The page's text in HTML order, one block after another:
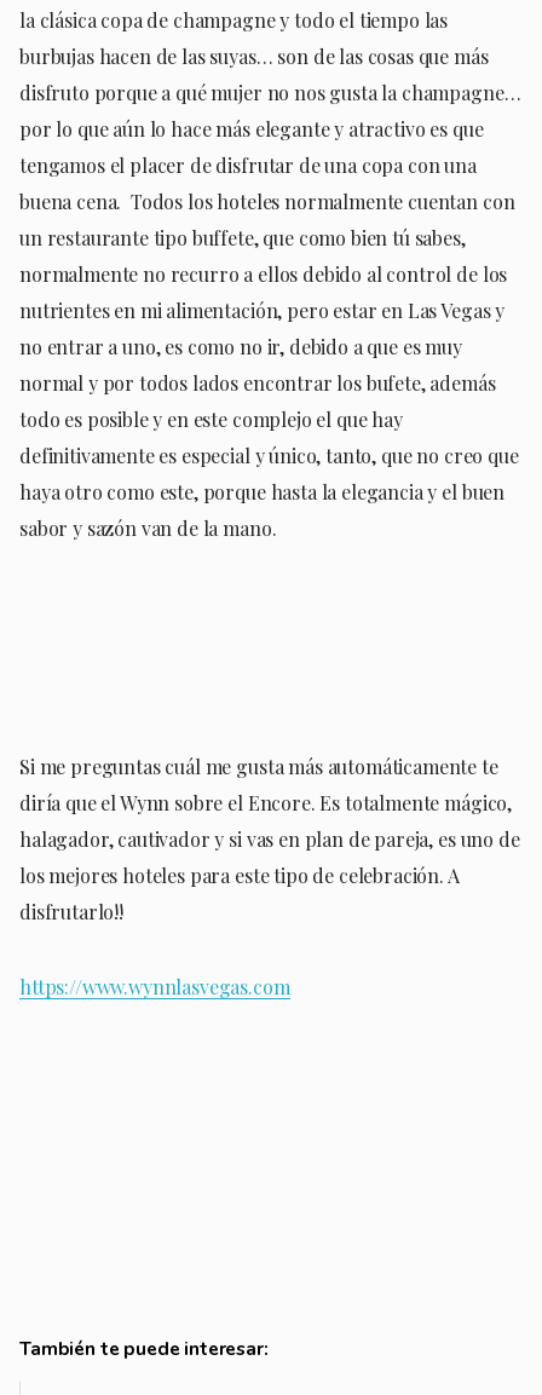
la clásica copa de champagne y todo el tiempo las
burbujas hacen de las suyas… son de las cosas que más
disfruto porque a qué mujer no nos gusta la champagne…
por lo que aún lo hace más elegante y atractivo es que
tengamos el placer de disfrutar de una copa con una
buena cena. Todos los hoteles normalmente cuentan con
un restaurante tipo buffete, que como bien tú sabes,
normalmente no recurro a ellos debido al control de los
nutrientes en mi alimentación, pero estar en Las Vegas y
no entrar a uno, es como no ir, debido a que es muy
normal y por todos lados encontrar los bufete, además
todo es posible y en este complejo el que hay
definitivamente es especial y único, tanto, que no creo que
haya otro como este, porque hasta la elegancia y el buen
sabor y sazón van de la mano.
Si me preguntas cuál me gusta más automáticamente te
diría que el Wynn sobre el Encore. Es totalmente mágico,
halagador, cautivador y si vas en plan de pareja, es uno de
los mejores hoteles para este tipo de celebración. A
disfrutarlo!!
https://www.wynnlasvegas.com
También te puede interesar: